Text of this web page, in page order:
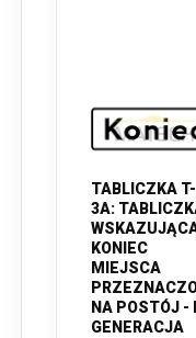
TABLICZKA T-
3A:
KONIEC
MIEJSCA
NA POSTÓJ - I
GENERACJA